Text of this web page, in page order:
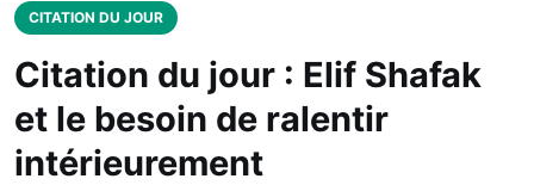
CITATION DU JOUR
Citation du jour : Elif Shafak
et le besoin de ralentir
intérieurement